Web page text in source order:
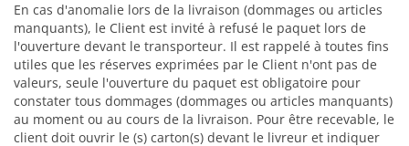
En cas d'anomalie lors de la livraison (dommages ou articles
manquants), le Client est invité à refusé le paquet lors de
l'ouverture devant le transporteur. Il est rappelé à toutes fins
utiles que les réserves exprimées par le Client n'ont pas de
valeurs, seule l'ouverture du paquet est obligatoire pour
constater tous dommages (dommages ou articles manquants)
au moment ou au cours de la livraison. Pour être recevable, le
client doit ouvrir le (s) carton(s) devant le livreur et indiquer